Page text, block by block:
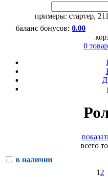
примеры: стартер,
баланс бонусов: 0.00
0
всего
в наличии
1 2